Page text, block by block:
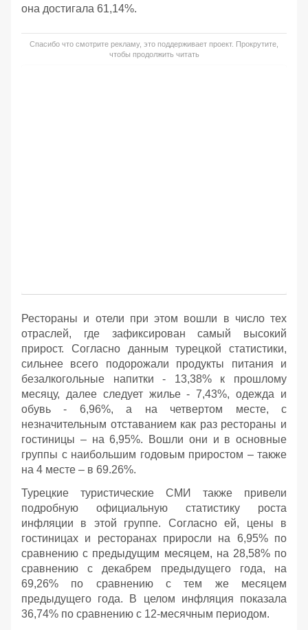
она достигала 61,14%.
Спасибо что смотрите рекламу, это поддерживает проект. Прокрутите,
чтобы продолжить читать
Рестораны и отели при этом вошли в число тех
отраслей, где зафиксирован самый высокий
прирост. Согласно данным турецкой статистики,
сильнее всего подорожали продукты питания и
безалкогольные напитки - 13,38% к прошлому
месяцу, далее следует жилье - 7,43%, одежда и
обувь - 6,96%, а на четвертом месте, с
незначительным отставанием как раз рестораны и
гостиницы – на 6,95%. Вошли они и в основные
группы с наибольшим годовым приростом – также
на 4 месте – в 69.26%.
Турецкие туристические СМИ также привели
подробную официальную статистику роста
инфляции в этой группе. Согласно ей, цены в
гостиницах и ресторанах приросли на 6,95% по
сравнению с предыдущим месяцем, на 28,58% по
сравнению с декабрем предыдущего года, на
69,26% по сравнению с тем же месяцем
предыдущего года. В целом инфляция показала
36,74% по сравнению с 12-месячным периодом.